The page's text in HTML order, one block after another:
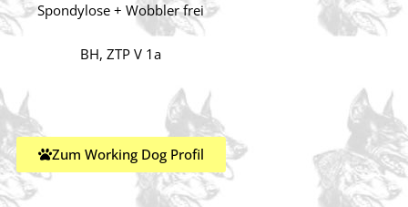
Spondylose + Wobbler frei
BH, ZTP V 1a
Zum Working Dog Profil